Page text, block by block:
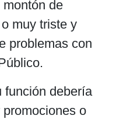
de
muy triste y
problemas con
función debería
promociones o